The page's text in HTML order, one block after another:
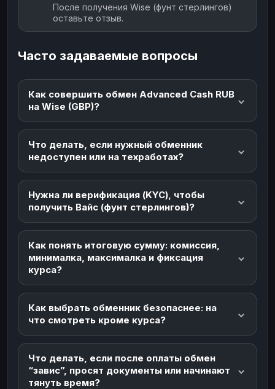
После получения Wise (фунт стерлингов)
оставьте отзыв.
Часто задаваемые вопросы
Как совершить обмен Advanced Cash RUB
на Wise (GBP)?
Что делать, если нужный обменник
недоступен или на техработах?
Нужна ли верификация (KYC), чтобы
получить Вайс (фунт стерлингов)?
Как понять итоговую сумму: комиссия,
минималка, максималка и фиксация
курса?
Как выбрать обменник безопаснее: на
что смотреть кроме курса?
Что делать, если после оплаты обмен
“завис”, просят документы или начинают
тянуть время?